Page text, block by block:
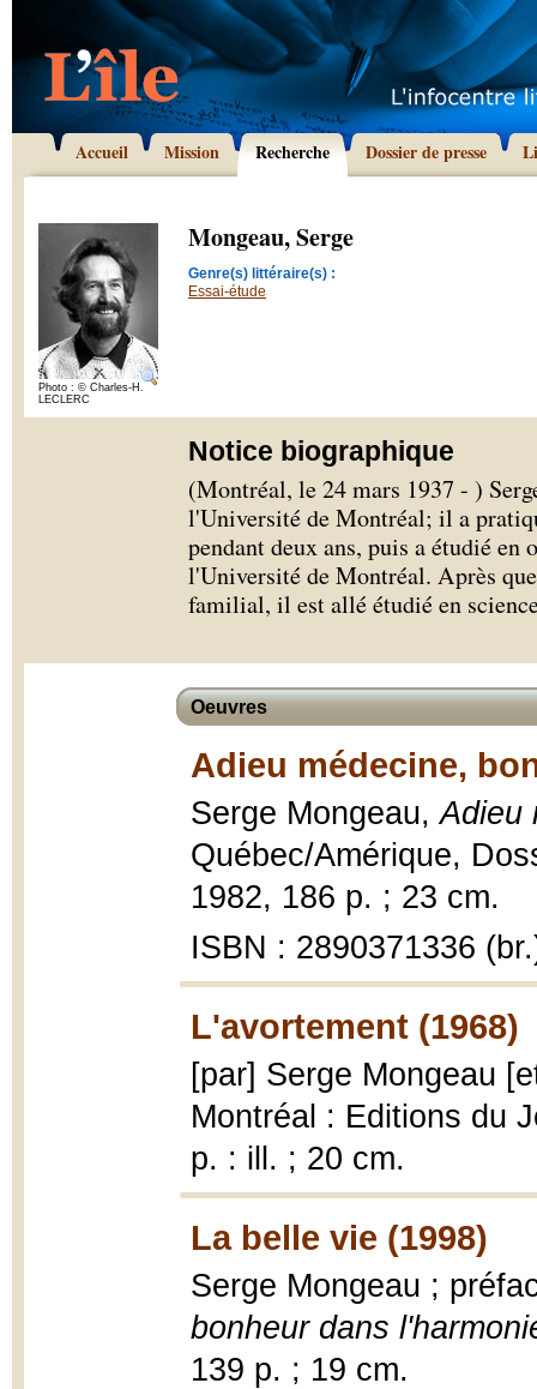
Accueil Mission Recherche Dossier de presse
Photo : © Charles-H.
LECLERC
Mongeau, Serge
Genre(s) littéraire(s) :
Essai-étude
Notice biographique
(Montréal, le 24 mars 1937 - )
l'Université de Montréal; il a
pendant deux ans, puis a étudié
l'Université de Montréal. Après
familial, il est allé étudié en
Oeuvres
Adieu médecine,
Serge Mongeau,Adieu
Québec/Amérique,
1982, 186 p. ; 23 cm.
ISBN : 2890371336
L'avortement (1968)
[par] Serge Mongeau
Montréal : Editions du
p. : ill. ; 20 cm.
La belle vie (1998)
Serge Mongeau ;
bonheur dans
139 p. ; 19 cm.